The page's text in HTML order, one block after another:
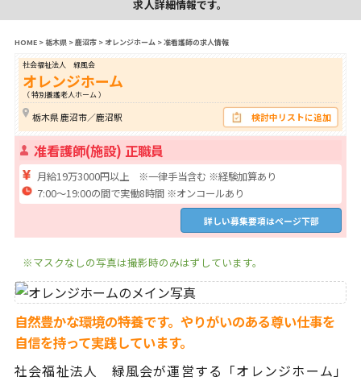
求人詳細情報です。
HOME>栃木県>鹿沼市>オレンジホーム>准看護師の求人情報
社会福祉法人 緑風会
オレンジホーム
（ 特別養護老人ホーム ）
栃木県 鹿沼市／鹿沼駅 検討中リストに追加
准看護師(施設) 正職員
月給19万3000円以上 ※一律手当含む ※経験加算あり
7:00～19:00の間で実働8時間 ※オンコールあり
詳しい募集要項はページ下部
※マスクなしの写真は撮影時のみはずしています。
自然豊かな環境の特養です。やりがいのある尊い仕事を
自信を持って実践しています。
社会福祉法人 緑風会が運営する「オレンジホーム」